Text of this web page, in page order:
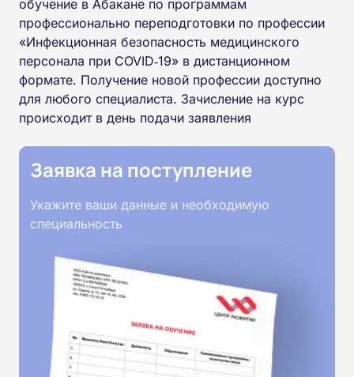
обучение в Абакане по программам
профессионально переподготовки по профессии
«Инфекционная безопасность медицинского
персонала при COVID‑19» в дистанционном
формате. Получение новой профессии доступно
для любого специалиста. Зачисление на курс
происходит в день подачи заявления
Заявка на поступление
Укажите ваши данные и необходимую
специальность